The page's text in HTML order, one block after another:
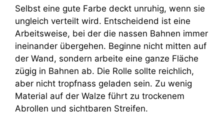
Selbst eine gute Farbe deckt unruhig, wenn sie
ungleich verteilt wird. Entscheidend ist eine
Arbeitsweise, bei der die nassen Bahnen immer
ineinander übergehen. Beginne nicht mitten auf
der Wand, sondern arbeite eine ganze Fläche
zügig in Bahnen ab. Die Rolle sollte reichlich,
aber nicht tropfnass geladen sein. Zu wenig
Material auf der Walze führt zu trockenem
Abrollen und sichtbaren Streifen.